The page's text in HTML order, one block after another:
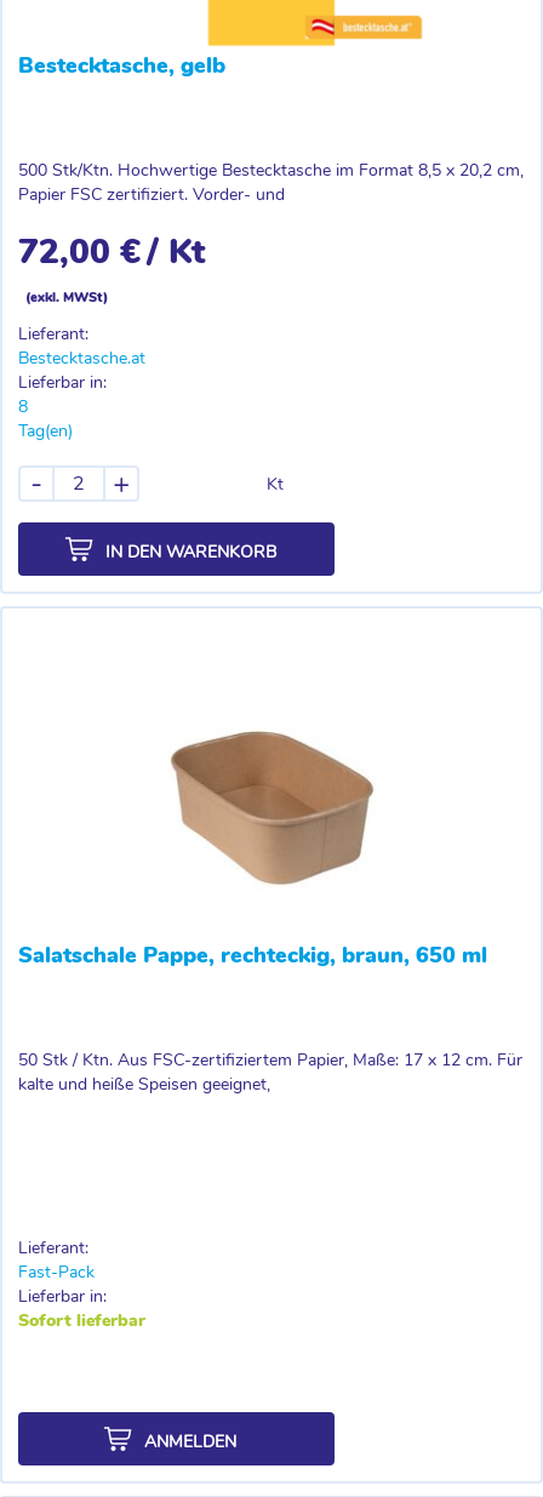
Bestecktasche, gelb
500 Stk/Ktn. Hochwertige Bestecktasche im Format 8,5 x 20,2 cm,
Papier FSC zertifiziert. Vorder- und
72,00 €/ Kt
(exkl. MWSt)
Lieferant:
Bestecktasche.at
Lieferbar in:
8
Tag(en)
Kt
- +
IN DEN WARENKORB
Salatschale Pappe, rechteckig, braun, 650 ml
50 Stk / Ktn. Aus FSC-zertifiziertem Papier, Maße: 17 x 12 cm. Für
kalte und heiße Speisen geeignet,
Lieferant:
Fast-Pack
Lieferbar in:
Sofort lieferbar
ANMELDEN